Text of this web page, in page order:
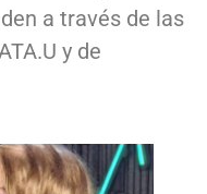
a través de las
y de